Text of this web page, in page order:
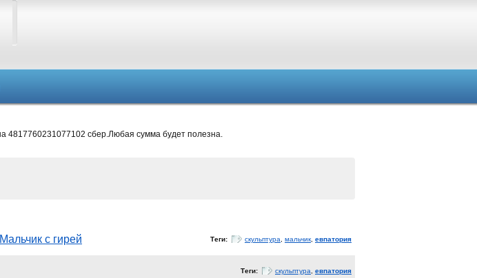
4817760231077102 сбер.Любая сумма будет полезна.
Мальчик с гирей Теги: скульптура мальчик евпатория
Теги: скульптура евпатория